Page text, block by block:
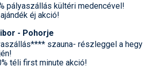
pályaszállás kültéri medencével!
éj akció!
- Pohorje
szauna- részleggel a hegy
téli first minute akció!